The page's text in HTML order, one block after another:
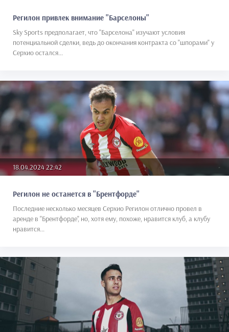
Регилон привлек внимание "Барселоны"
Sky Sports предполагает, что "Барселона" изучают условия
потенциальной сделки, ведь до окончания контракта со "шпорами" у
Серхио остался...
18.04.2024 22:42
Регилон не останется в "Брентфорде"
Последние несколько месяцев Серхио Регилон отлично провел в
аренде в "Брентфорде", но, хотя ему, похоже, нравится клуб, а клубу
нравится...